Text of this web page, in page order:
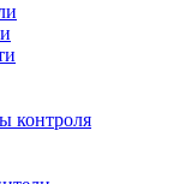
контроля